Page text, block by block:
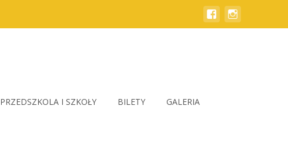
PRZEDSZKOLA I SZKOŁY BILETY GALERIA